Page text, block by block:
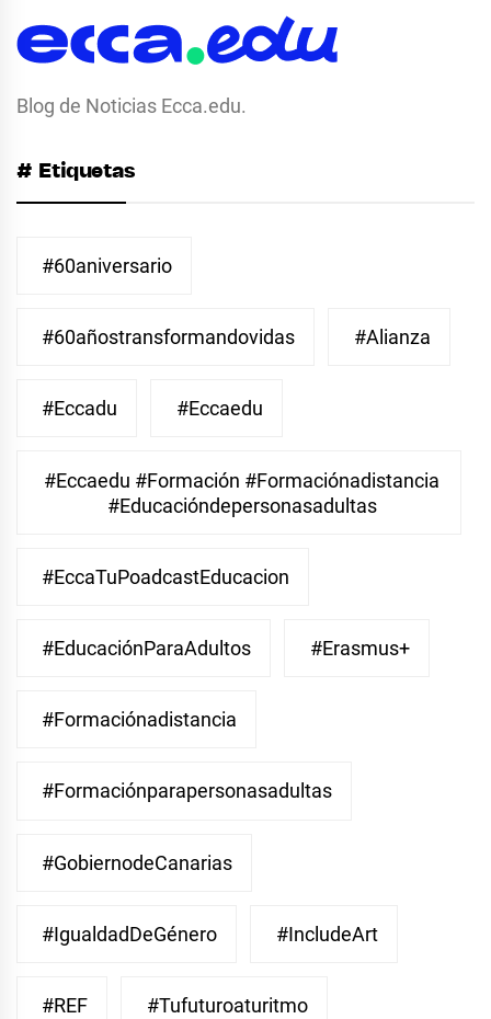
Blog de Noticias Ecca.edu.
# Etiquetas
#60aniversario
#60añostransformandovidas #Alianza
#eccadu #eccaedu
#eccaedu #formación #formaciónadistancia
#educacióndepersonasadultas
#EccaTuPoadcastEducacion
#EducaciónParaAdultos #Erasmus+
#Formaciónadistancia
#Formaciónparapersonasadultas
#GobiernodeCanarias
#IgualdadDeGénero #IncludeArt
#REF #Tufuturoaturitmo